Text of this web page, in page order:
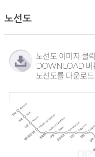
노선도
노선도 이미지 클
DOWNLOAD 버
노선도를 다운로